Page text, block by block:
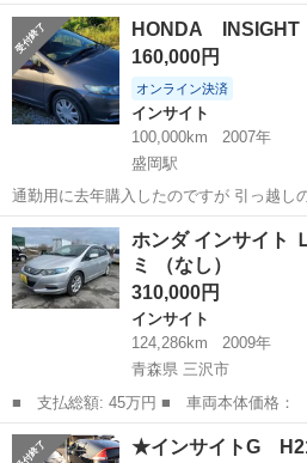
付き！！ 盛岡市納車登録でコミコミ501.000円 どのような状
岩手 盛岡市
HONDA INSIGHT
160,000円
オンライン決済
インサイト
100,000km
2007年
盛岡駅
通勤用に去年購入したのですが 引っ越しの為出品
車に乗る時間が多く 購入してからあまり
換、車内清掃等はやっていました 燃費もよかったので大事に乗ってお
りました 車検は今年の...
岩手 盛岡市 盛岡駅 インサイト
ホンダ インサイト
ミ （なし）
310,000円
インサイト
124,286km
2009年
青森県 三沢市
■ 支払総額: 45万円 ■ 車両本体価格： 310,000 円 ■ メーカー
名： ホンダ ■ 車種名： インサイト
バックカメラアルミ ■ 排気量：
青森 三沢市 インサイト
★インサイトG